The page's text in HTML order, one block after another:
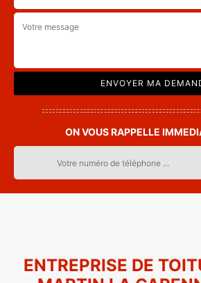
ON VOUS RAPPELLE
ENTREPRISE DE